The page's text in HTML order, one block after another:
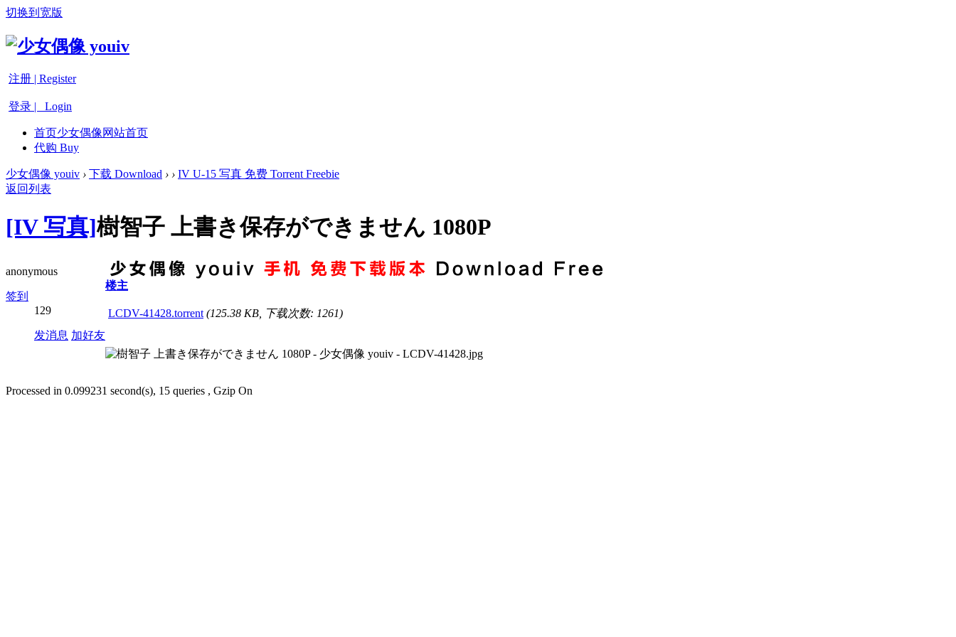
切换到宽版
注册 | Register
登录 | Login
首页少女偶像网站首页
代购 Buy
少女偶像 youiv › 下载 Download › › IV U-15 写真 免费 Torrent Freebie
返回列表
[IV 写真]樹智子 上書き保存ができません 1080P
anonymous
签到
129
发消息 加好友
楼主
LCDV-41428.torrent (125.38 KB, 下载次数: 1261)
Processed in 0.099231 second(s), 15 queries , Gzip On